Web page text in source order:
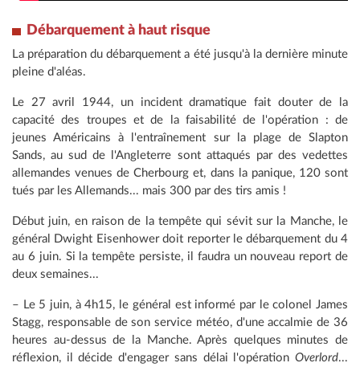
Débarquement à haut risque
La préparation du débarquement a été jusqu'à la dernière minute
pleine d'aléas.
Le 27 avril 1944, un incident dramatique fait douter de la
capacité des troupes et de la faisabilité de l'opération : de
jeunes Américains à l'entraînement sur la plage de Slapton
Sands, au sud de l'Angleterre sont attaqués par des vedettes
allemandes venues de Cherbourg et, dans la panique, 120 sont
tués par les Allemands... mais 300 par des tirs amis !
Début juin, en raison de la tempête qui sévit sur la Manche, le
général Dwight Eisenhower doit reporter le débarquement du 4
au 6 juin. Si la tempête persiste, il faudra un nouveau report de
deux semaines...
– Le 5 juin, à 4h15, le général est informé par le colonel James
Stagg, responsable de son service météo, d'une accalmie de 36
heures au-dessus de la Manche. Après quelques minutes de
réflexion, il décide d'engager sans délai l'opération Overlord...